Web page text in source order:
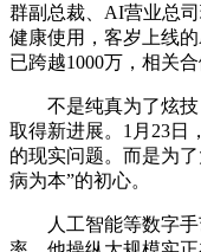
群副总裁、AI营业总
健康使用，客岁上线
已跨越1000万，相关
不是纯真为了炫技
取得新进展。1月23日
的现实问题。而是为
病为本”的初心。
人工智能等数字手